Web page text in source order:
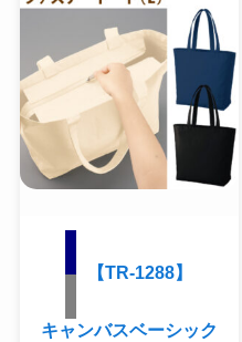
【TR-1288】
キャンバスベーシック